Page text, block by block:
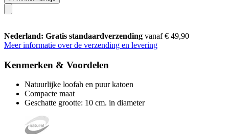
Nederland: Gratis standaardverzending vanaf € 49,90
Meer informatie over de verzending en levering
Kenmerken & Voordelen
Natuurlijke loofah en puur katoen
Compacte maat
Geschatte grootte: 10 cm. in diameter